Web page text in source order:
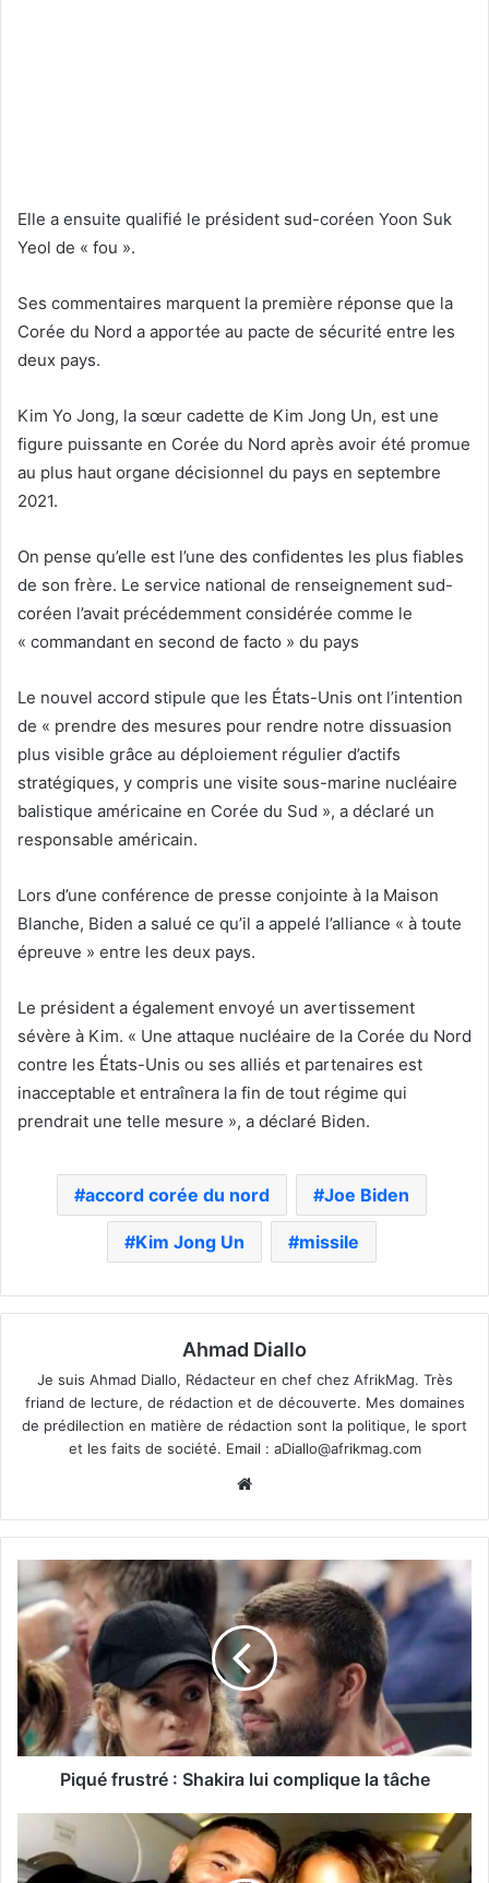
Elle a ensuite qualifié le président sud-coréen Yoon Suk
Yeol de « fou ».
Ses commentaires marquent la première réponse que la
Corée du Nord a apportée au pacte de sécurité entre les
deux pays.
Kim Yo Jong, la sœur cadette de Kim Jong Un, est une
figure puissante en Corée du Nord après avoir été promue
au plus haut organe décisionnel du pays en septembre
2021.
On pense qu’elle est l’une des confidentes les plus fiables
de son frère. Le service national de renseignement sud-
coréen l’avait précédemment considérée comme le
« commandant en second de facto » du pays
Le nouvel accord stipule que les États-Unis ont l’intention
de « prendre des mesures pour rendre notre dissuasion
plus visible grâce au déploiement régulier d’actifs
stratégiques, y compris une visite sous-marine nucléaire
balistique américaine en Corée du Sud », a déclaré un
responsable américain.
Lors d’une conférence de presse conjointe à la Maison
Blanche, Biden a salué ce qu’il a appelé l’alliance « à toute
épreuve » entre les deux pays.
Le président a également envoyé un avertissement
sévère à Kim. « Une attaque nucléaire de la Corée du Nord
contre les États-Unis ou ses alliés et partenaires est
inacceptable et entraînera la fin de tout régime qui
prendrait une telle mesure », a déclaré Biden.
accord corée du nord Joe Biden
Kim Jong Un missile
Ahmad Diallo
Je suis Ahmad Diallo, Rédacteur en chef chez AfrikMag. Très
friand de lecture, de rédaction et de découverte. Mes domaines
de prédilection en matière de rédaction sont la politique, le sport
et les faits de société. Email : aDiallo@afrikmag.com
Piqué frustré : Shakira lui complique la tâche